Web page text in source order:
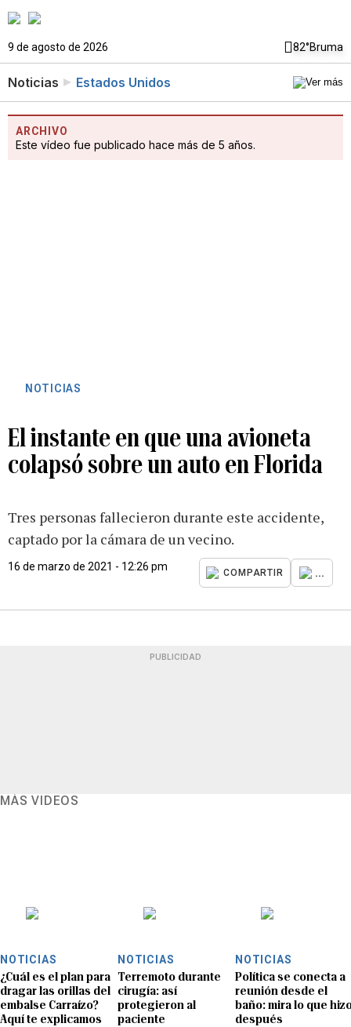
9 de agosto de 2026 82°Bruma
Noticias Estados Unidos
ARCHIVO
Este vídeo fue publicado hace más de 5 años.
NOTICIAS
El instante en que una avioneta
colapsó sobre un auto en Florida
Tres personas fallecieron durante este accidente,
captado por la cámara de un vecino.
16 de marzo de 2021 - 12:26 pm
COMPARTIR ...
PUBLICIDAD
MÁS VIDEOS
NOTICIAS
¿Cuál es el plan para
dragar las orillas del
embalse Carraízo?
Aquí te explicamos
NOTICIAS
Terremoto durante
cirugía: así
protegieron al
paciente
NOTICIAS
Política se conecta a
reunión desde el
baño: mira lo que
después